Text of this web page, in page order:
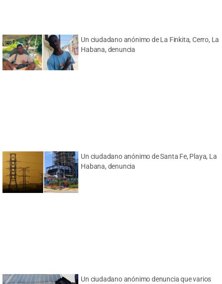
Un ciudadano anónimo de La Finkita, Cerro, La
Habana, denuncia
Un ciudadano anónimo de Santa Fe, Playa, La
Habana, denuncia
Un ciudadano anónimo denuncia que varios